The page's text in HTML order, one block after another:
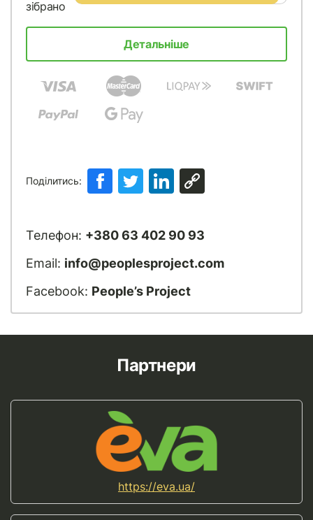
зібрано
Детальніше
Поділитись:
Телефон: +380 63 402 90 93
Email: info@peoplesproject.com
Facebook: People’s Project
Партнери
https://eva.ua/